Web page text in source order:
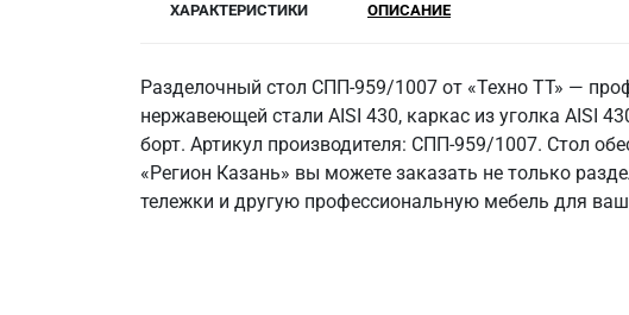
ХАРАКТЕРИСТИКИ ОПИСАНИЕ
Разделочный стол СПП-959/1007 от «Техно ТТ» —
нержавеющей стали AISI 430, каркас из уголка AISI
борт. Артикул производителя: СПП-959/1007. Стол
«Регион Казань» вы можете заказать не только
тележки и другую профессиональную мебель для